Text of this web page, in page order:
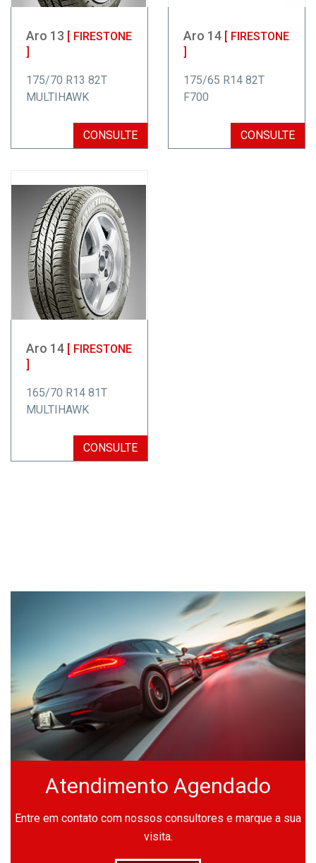
Aro 13 [ FIRESTONE
]
175/70 R13 82T
MULTIHAWK
CONSULTE
Aro 14 [ FIRESTONE
]
175/65 R14 82T
F700
CONSULTE
Aro 14 [ FIRESTONE
]
165/70 R14 81T
MULTIHAWK
CONSULTE
Atendimento Agendado
Entre em contato com nossos consultores e marque a sua
visita.